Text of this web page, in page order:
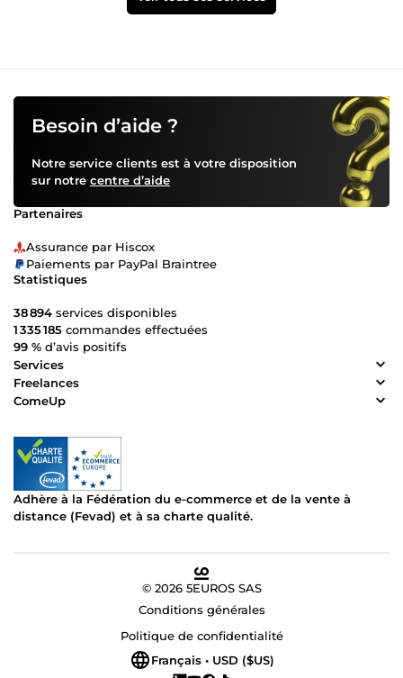
Besoin d’aide ?
Notre service clients est à votre disposition
sur notre centre d’aide
Partenaires
Assurance par Hiscox
Paiements par PayPal Braintree
Statistiques
38 894 services disponibles
1 335 185 commandes effectuées
99 % d’avis positifs
Services
Freelances
ComeUp
Adhère à la Fédération du e-commerce et de la vente à
distance (Fevad) et à sa charte qualité.
© 2026 5EUROS SAS
Conditions générales
Politique de confidentialité
Français • USD ($US)